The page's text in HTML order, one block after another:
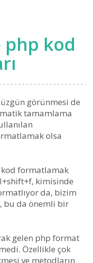
kod
görünmesi de
tamamlama
olsa
formatlamak
kimisinde
da, bizim
bu da önemli bir
gelen php format
Özellikle çok
ve metodların